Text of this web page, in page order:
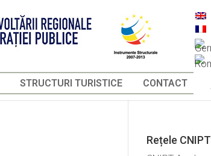
STRUCTURI TURISTICE CONTACT
Rețele CNIPT